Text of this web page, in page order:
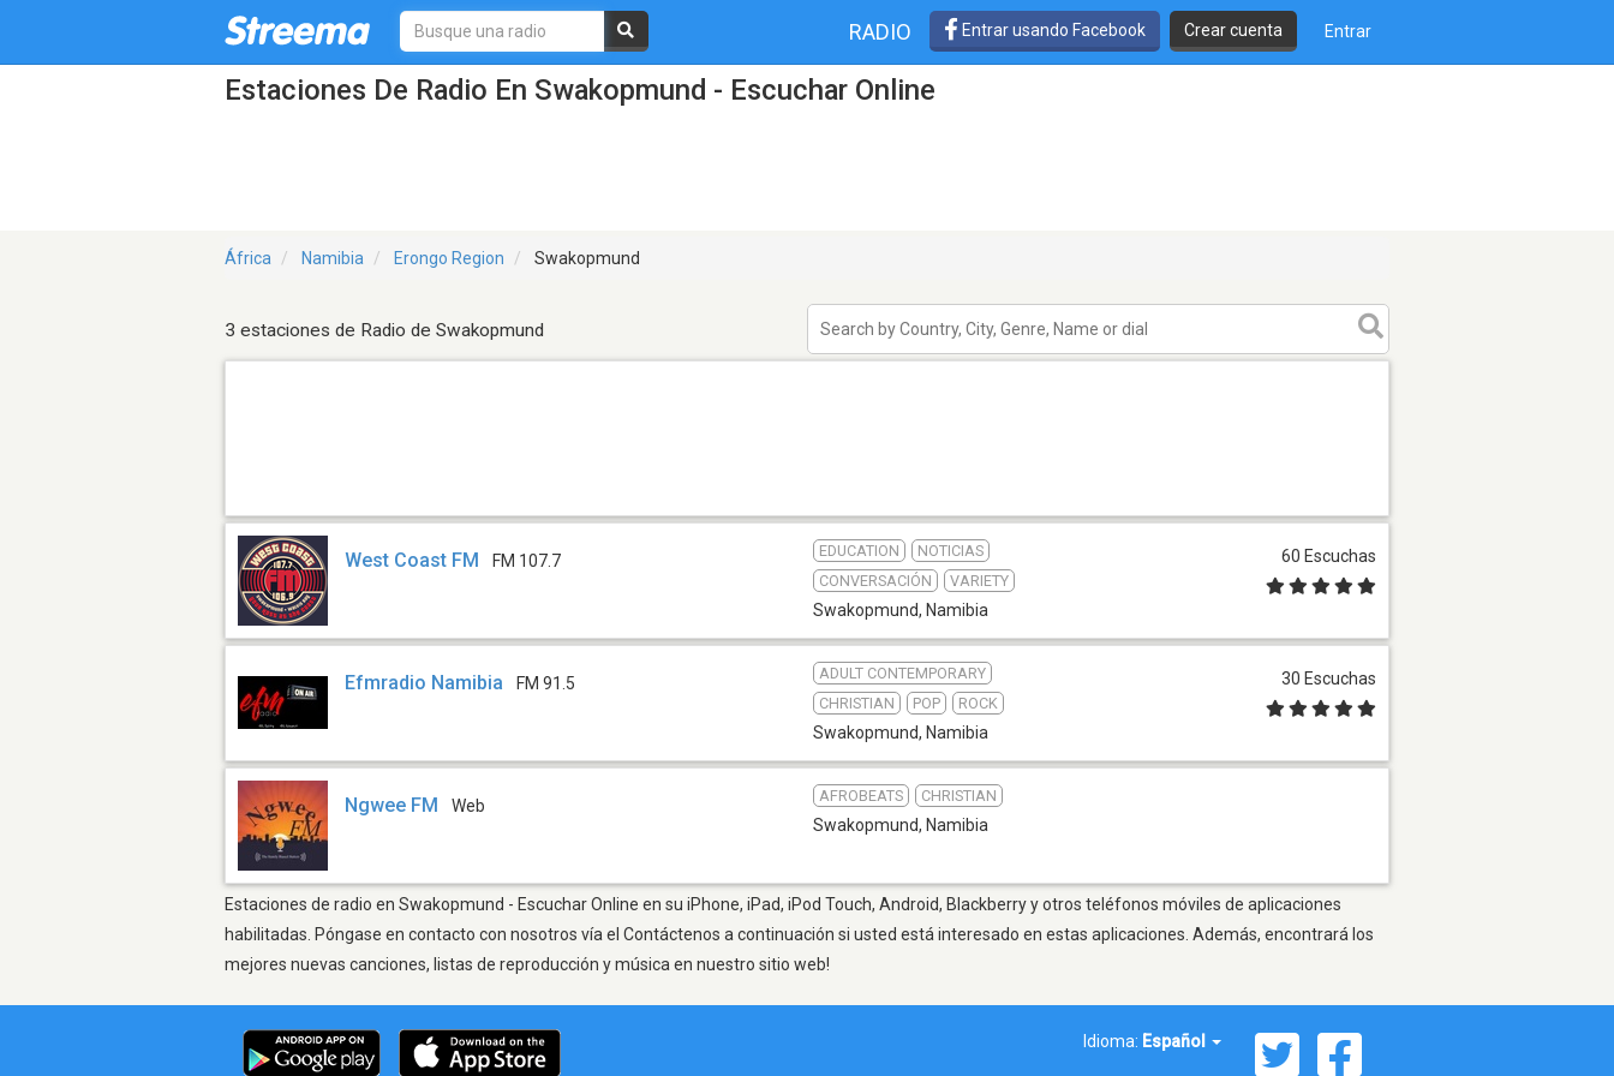
RADIO Entrar usando Facebook Crear cuenta Entrar
Estaciones De Radio En Swakopmund - Escuchar Online
África Namibia Erongo Region Swakopmund
3 estaciones de Radio de Swakopmund
West Coast FM FM 107.7
EDUCATION
NOTICIAS
CONVERSACIÓN
VARIETY
Swakopmund, Namibia
60 Escuchas
Efmradio Namibia FM 91.5
ADULT CONTEMPORARY
CHRISTIAN
POP ROCK
Swakopmund, Namibia
30 Escuchas
Ngwee FM Web
AFROBEATS CHRISTIAN
Swakopmund, Namibia
Estaciones de radio en Swakopmund - Escuchar Online en su iPhone, iPad, iPod Touch, Android, Blackberry y otros teléfonos móviles de aplicaciones
habilitadas. Póngase en contacto con nosotros vía el Contáctenos a continuación si usted está interesado en estas aplicaciones. Además, encontrará los
mejores nuevas canciones, listas de reproducción y música en nuestro sitio web!
Idioma: Español